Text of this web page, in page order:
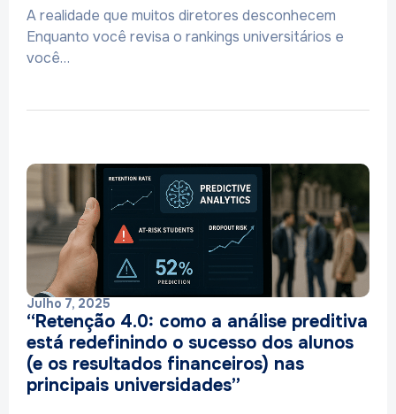
A realidade que muitos diretores desconhecem
Enquanto você revisa o rankings universitários e
você…
Julho 7, 2025
“Retenção 4.0: como a análise preditiva
está redefinindo o sucesso dos alunos
(e os resultados financeiros) nas
principais universidades”